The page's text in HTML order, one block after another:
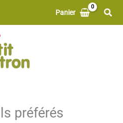
Panier
préférés